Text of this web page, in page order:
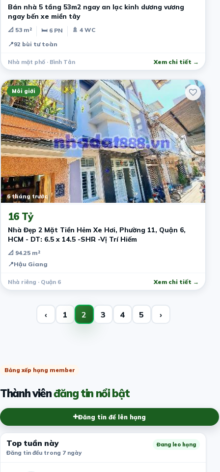
Bán nhà 5 tầng 53m2 ngay an lạc kinh dương vương
ngay bến xe miền tây
📐 53 m² 🛏 6 PN
🚿 4 WC
📍92 bùi tư toàn
Nhà mặt phố · Bình Tân Xem chi tiết →
Môi giới
6 tháng trước
16 Tỷ
Nhà Đẹp 2 Mặt Tiền Hẻm Xe Hơi, Phường 11, Quận 6,
HCM - DT: 6.5 x 14.5 -SHR -Vị Trí Hiếm
📐 94.25 m²
📍Hậu Giang
Nhà riêng · Quận 6 Xem chi tiết →
‹ 1 2 3 4 5 ›
Bảng xếp hạng member
Thành viênđăng tin nổi bật
Đăng tin để lên hạng
Top tuần này
Đăng tin đều trong 7 ngày
Đang leo hạng